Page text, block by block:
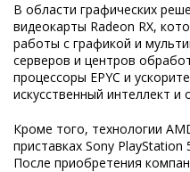
В области графических
видеокарты Radeon RX,
работы с графикой и
серверов и центров
процессоры EPYC и
искусственный интеллект и
Кроме того, технологии
приставках Sony
После приобретения